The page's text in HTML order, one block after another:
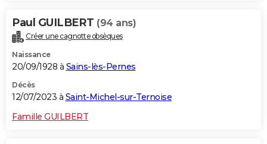
Paul GUILBERT (94 ans)
Créer une cagnotte obsèques
Naissance
20/09/1928 à Sains-lès-Pernes
Décès
12/07/2023 à Saint-Michel-sur-Ternoise
Famille GUILBERT